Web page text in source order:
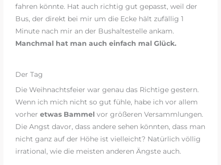
fahren könnte. Hat auch richtig gut gepasst, weil der
Bus, der direkt bei mir um die Ecke hält zufällig 1
Minute nach mir an der Bushaltestelle ankam.
Manchmal hat man auch einfach mal Glück.
Der Tag
Die Weihnachtsfeier war genau das Richtige gestern.
Wenn ich mich nicht so gut fühle, habe ich vor allem
vorheretwas Bammel vor größeren Versammlungen.
Die Angst davor, dass andere sehen könnten, dass man
nicht ganz auf der Höhe ist vielleicht? Natürlich völlig
irrational, wie die meisten anderen Ängste auch.